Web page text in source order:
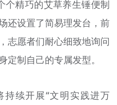
精巧的艾草养生锤便制
还设置了简易理发台，前
志愿者们耐心细致地询问
定制自己的专属发型。
持续开展“文明实践进万